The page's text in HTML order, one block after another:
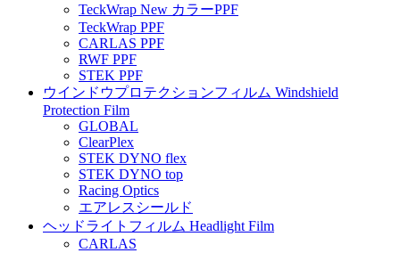
TeckWrap New カラーPPF
TeckWrap PPF
CARLAS PPF
RWF PPF
STEK PPF
ウインドウプロテクションフィルム Windshield
Protection Film
GLOBAL
ClearPlex
STEK DYNO flex
STEK DYNO top
Racing Optics
エアレスシールド
ヘッドライトフィルム Headlight Film
CARLAS